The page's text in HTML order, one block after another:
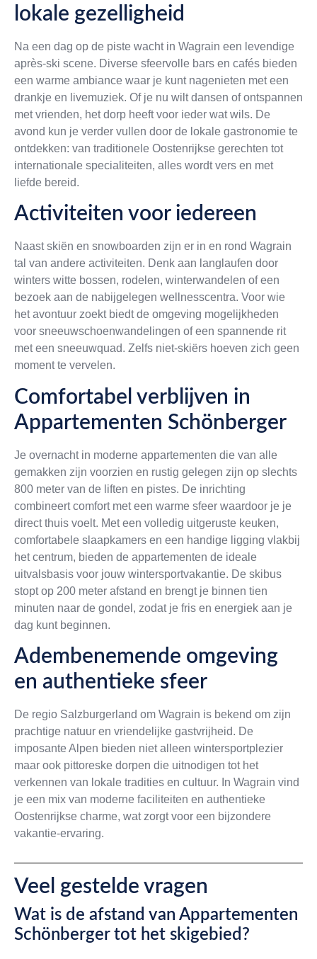
lokale gezelligheid
Na een dag op de piste wacht in Wagrain een levendige
après-ski scene. Diverse sfeervolle bars en cafés bieden
een warme ambiance waar je kunt nagenieten met een
drankje en livemuziek. Of je nu wilt dansen of ontspannen
met vrienden, het dorp heeft voor ieder wat wils. De
avond kun je verder vullen door de lokale gastronomie te
ontdekken: van traditionele Oostenrijkse gerechten tot
internationale specialiteiten, alles wordt vers en met
liefde bereid.
Activiteiten voor iedereen
Naast skiën en snowboarden zijn er in en rond Wagrain
tal van andere activiteiten. Denk aan langlaufen door
winters witte bossen, rodelen, winterwandelen of een
bezoek aan de nabijgelegen wellnesscentra. Voor wie
het avontuur zoekt biedt de omgeving mogelijkheden
voor sneeuwschoenwandelingen of een spannende rit
met een sneeuwquad. Zelfs niet-skiërs hoeven zich geen
moment te vervelen.
Comfortabel verblijven in
Appartementen Schönberger
Je overnacht in moderne appartementen die van alle
gemakken zijn voorzien en rustig gelegen zijn op slechts
800 meter van de liften en pistes. De inrichting
combineert comfort met een warme sfeer waardoor je je
direct thuis voelt. Met een volledig uitgeruste keuken,
comfortabele slaapkamers en een handige ligging vlakbij
het centrum, bieden de appartementen de ideale
uitvalsbasis voor jouw wintersportvakantie. De skibus
stopt op 200 meter afstand en brengt je binnen tien
minuten naar de gondel, zodat je fris en energiek aan je
dag kunt beginnen.
Adembenemende omgeving
en authentieke sfeer
De regio Salzburgerland om Wagrain is bekend om zijn
prachtige natuur en vriendelijke gastvrijheid. De
imposante Alpen bieden niet alleen wintersportplezier
maar ook pittoreske dorpen die uitnodigen tot het
verkennen van lokale tradities en cultuur. In Wagrain vind
je een mix van moderne faciliteiten en authentieke
Oostenrijkse charme, wat zorgt voor een bijzondere
vakantie-ervaring.
Veel gestelde vragen
Wat is de afstand van Appartementen
Schönberger tot het skigebied?